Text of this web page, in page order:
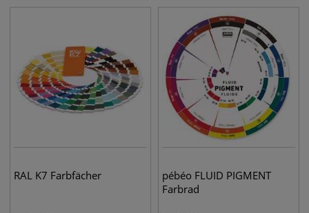
RAL K7 Farbfächer
pébéo FLUID PIGMENT
Farbrad